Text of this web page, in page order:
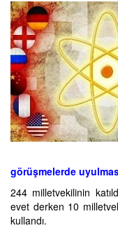
görüşmelerde
244 milletvekilinin
evet derken 10
kullandı.